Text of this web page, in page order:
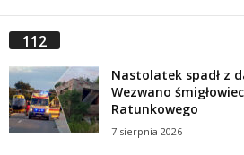
112
Nastolatek spadł z
Wezwano
Ratunkowego
7 sierpnia 2026